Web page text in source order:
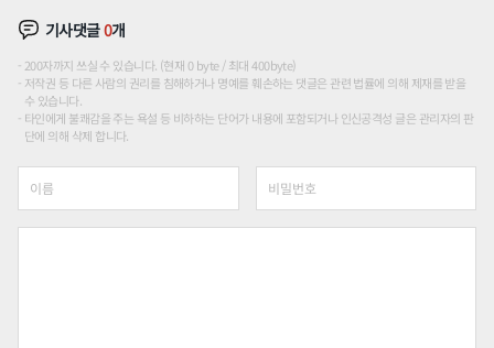
기사댓글0개
200자까지 쓰실 수 있습니다. (현재 0 byte / 최대 400byte)
저작권 등 다른 사람의 권리를 침해하거나 명예를 훼손하는 댓글은 관련 법률에 의해 제재를 받을
수 있습니다.
타인에게 불쾌감을 주는 욕설 등 비하하는 단어가 내용에 포함되거나 인신공격성 글은 관리자의 판
단에 의해 삭제 합니다.